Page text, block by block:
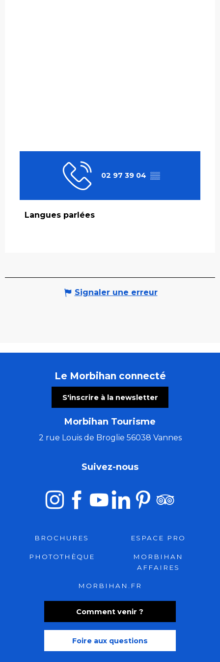
02 97 39 04 ▒▒
Langues parlées
Langues parlées
Signaler une erreur
Le Morbihan connecté
S'inscrire à la newsletter
Morbihan Tourisme
2 rue Louis de Broglie 56038 Vannes
Comment venir ?
Foire aux questions
Suivez-nous
BROCHURES ESPACE PRO
PHOTOTHÈQUE
MORBIHAN
AFFAIRES
MORBIHAN.FR